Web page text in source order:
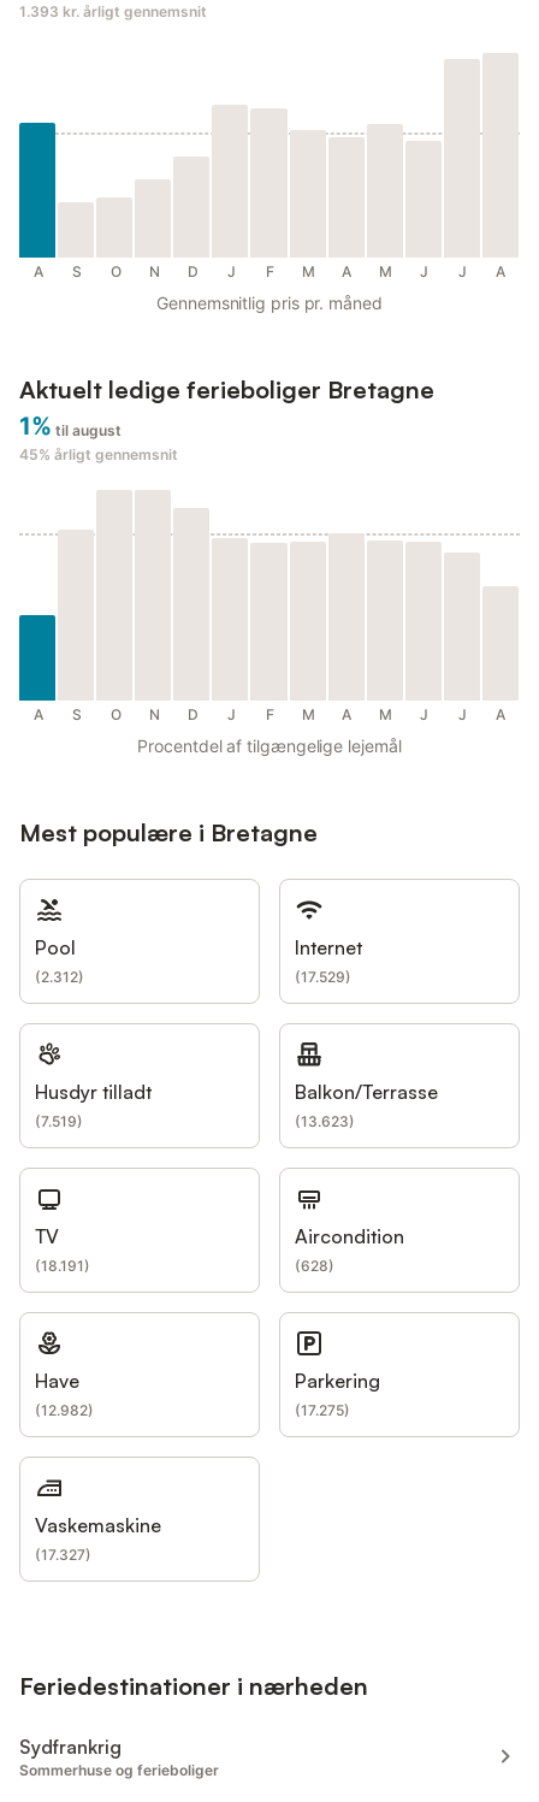
1.393 kr. årligt gennemsnit
A S O N D J F M A M J J A
Gennemsnitlig pris pr. måned
Aktuelt ledige ferieboliger Bretagne
1% til august
45% årligt gennemsnit
A S O N D J F M A M J J A
Procentdel af tilgængelige lejemål
Mest populære i Bretagne
Pool
(2.312)
Internet
(17.529)
Husdyr tilladt
(7.519)
Balkon/Terrasse
(13.623)
TV
(18.191)
Aircondition
(628)
Have
(12.982)
Parkering
(17.275)
Vaskemaskine
(17.327)
Feriedestinationer i nærheden
Sydfrankrig
Sommerhuse og ferieboliger